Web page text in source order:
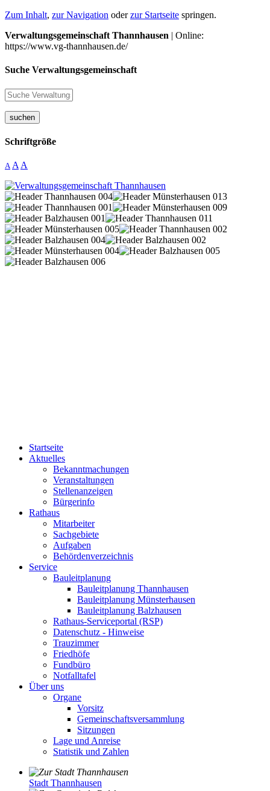
Zum Inhalt, zur Navigation oderzur Startseite springen.
Verwaltungsgemeinschaft Thannhausen | Online:
https://www.vg-thannhausen.de/
Suche Verwaltungsgemeinschaft
suchen
Schriftgröße
A A A
Startseite
Aktuelles
Bekanntmachungen
Veranstaltungen
Stellenanzeigen
Bürgerinfo
Rathaus
Mitarbeiter
Sachgebiete
Aufgaben
Behördenverzeichnis
Service
Bauleitplanung
Bauleitplanung Thannhausen
Bauleitplanung Münsterhausen
Bauleitplanung Balzhausen
Rathaus-Serviceportal (RSP)
Datenschutz - Hinweise
Trauzimmer
Friedhöfe
Fundbüro
Notfalltafel
Über uns
Organe
Vorsitz
Gemeinschaftsversammlung
Sitzungen
Lage und Anreise
Statistik und Zahlen
Stadt Thannhausen